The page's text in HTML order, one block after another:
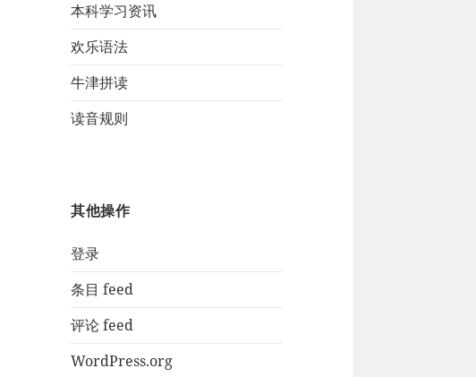
本科学习资讯
欢乐语法
牛津拼读
读音规则
其他操作
登录
条目 feed
评论 feed
WordPress.org